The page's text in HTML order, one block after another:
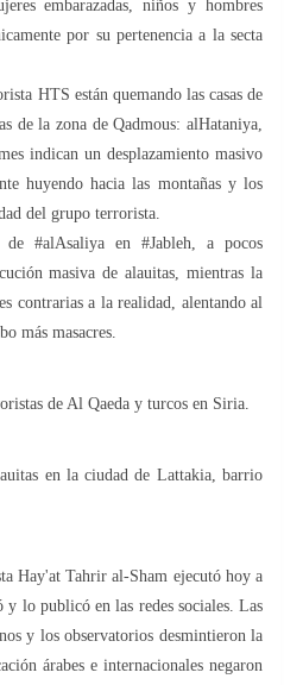
embarazadas, niños y hombres
por su pertenencia a la secta
HTS están quemando las casas de
de la zona de Qadmous: alHataniya,
indican un desplazamiento masivo
huyendo hacia las montañas y los
del grupo terrorista.
masiva de alauitas, mientras la
contrarias a la realidad, alentando al
más masacres.
de Al Qaeda y turcos en Siria.
en la ciudad de Lattakia, barrio
Hay'at Tahrir al-Sham ejecutó hoy a
lo publicó en las redes sociales. Las
y los observatorios desmintieron la
árabes e internacionales negaron